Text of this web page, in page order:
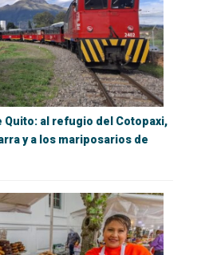
Quito: al refugio del Cotopaxi,
y a los mariposarios de